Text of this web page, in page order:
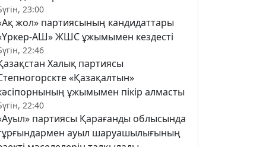
23:00
жол» партиясының кандидаттары
АШ» ЖШС ұжымымен кездесті
22:46
Халық партиясы
«Қазақалтын»
ұжымымен пікір алмасты
22:40
партиясы Қарағанды облысында
ауыл шаруашылығының